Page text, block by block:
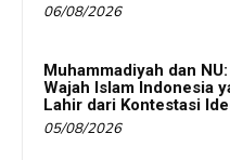
06/08/2026
Muhammadiyah dan
Wajah Islam Indonesia
Lahir dari Kontestasi
05/08/2026